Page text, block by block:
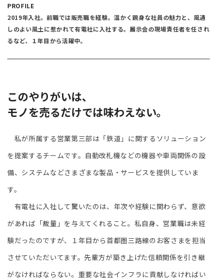
PROFILE
2019年入社。前職では販売職を経験。温かく親身な社員の魅力と、風通
しのよい風土に惹かれて有電社に入社する。展示会の現場責任者を任され
るなど、１年目から活躍中。
このやりがいは、
モノを売るだけでは味わえない。
私が所属する営業第三部は「鉄道」に関するソリューション
を提案するチームです。自動改札機などの機器や車両関係の設
備、システムなどさまざまな製品・サービスを提供していま
す。
有電社に入社して驚いたのは、年次や経験に関わらず、意欲
があれば「裁量」を与えてくれること。私自身、営業職は未経
験だったのですが、１年目から首都圏三路線のお客さまを担当
させていただいてます。先輩方が築き上げた信頼関係を引き継
がなければならない。重要な社会インフラに貢献しなければい